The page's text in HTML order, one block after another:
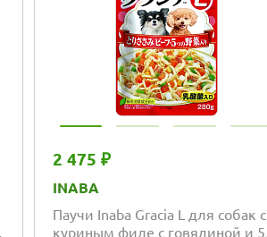
2 475 ₽
INABA
Паучи Inaba Gracia L для собак с
куриным филе с говядиной и 5